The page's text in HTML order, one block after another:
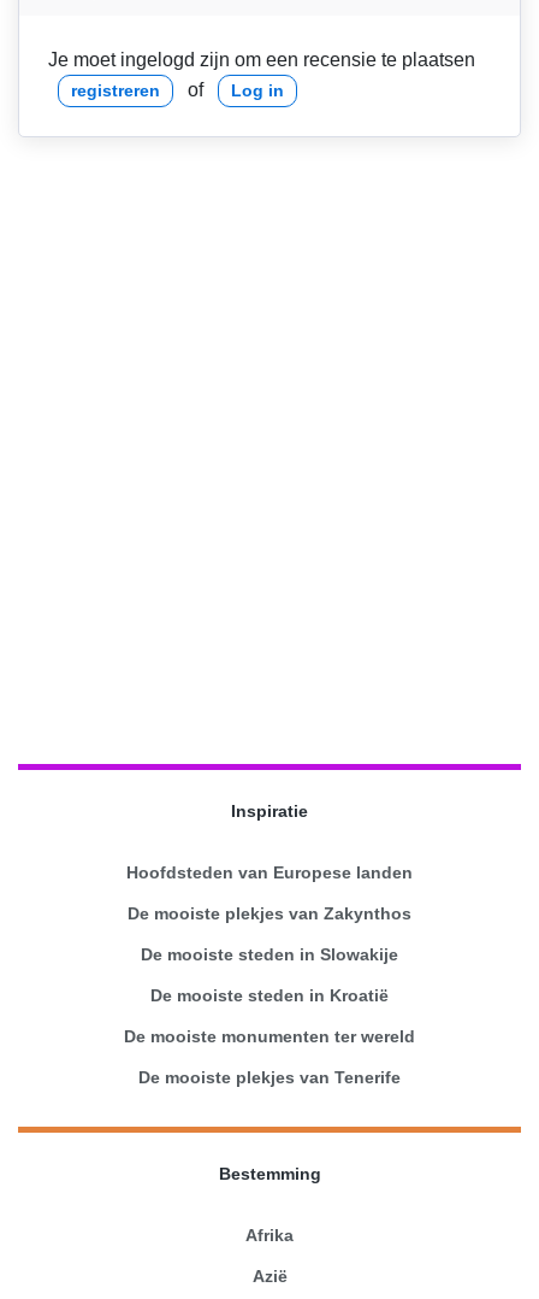
Je moet ingelogd zijn om een recensie te plaatsen
registreren of Log in
Inspiratie
Hoofdsteden van Europese landen
De mooiste plekjes van Zakynthos
De mooiste steden in Slowakije
De mooiste steden in Kroatië
De mooiste monumenten ter wereld
De mooiste plekjes van Tenerife
Bestemming
Afrika
Azië